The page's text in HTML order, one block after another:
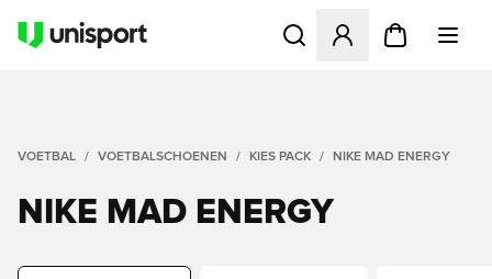
Opent een venster om in
VOETBAL VOETBALSCHOENEN KIES PACK NIKE MAD ENERGY
NIKE MAD ENERGY